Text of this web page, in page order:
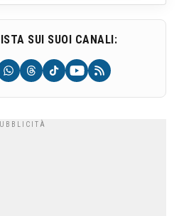
SUI SUOI CANALI: